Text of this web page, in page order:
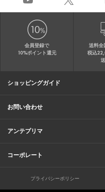
会員登録で
10%ポイント還元
送料全
税込
ショッピングガイド
会員特典
ご購入・配送について
返品について
ギフト包装
FAQ
サイトマップ
お問い合わせ
メールでのお問い合わせ
お修理についてのお問い合わせ
お休みさ
アンテプリマ
ブランドサイト
ショップリスト
ワイヤーバッグについて
特集
オンラインストアニュース
コーポレート
プライバシーポリシー